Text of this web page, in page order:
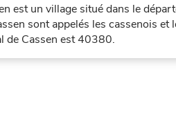
est un village situé dans le
sont appelés les cassenois
de Cassen est 40380.